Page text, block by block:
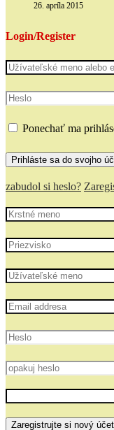
26. apríla 2015
Login/Register
Ponechať ma
zabudol si heslo?